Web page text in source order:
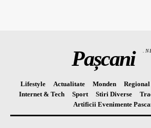
Pașcani
Lifestyle Actualitate Monden Regional
Internet & Tech
Sport Stiri Diverse
Artificii Evenimente